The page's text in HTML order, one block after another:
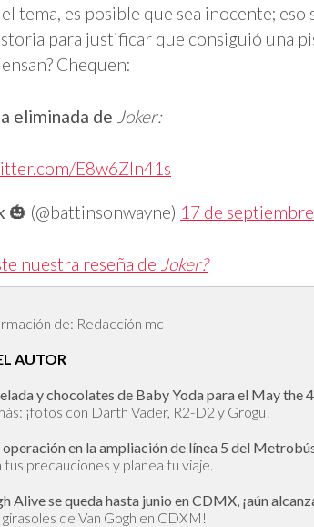
tema, es posible que sea inocente;
para justificar que consiguió una
Chequen:
eliminada de Joker:
E8w6ZIn41s
🎃 (@battinsonwayne) 17 de
nuestra reseña de Joker?
de: Redacción mc
AUTOR
y chocolates de Baby Yoda para el May the
¡fotos con Darth Vader, R2-D2 y Grogu!
en la ampliación de línea 5 del
tus precauciones y planea tu viaje.
Alive se queda hasta junio en CDMX, ¡aún
girasoles de Van Gogh en CDXM!